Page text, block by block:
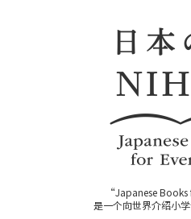
“Japanese Books
是一个向世界介绍小